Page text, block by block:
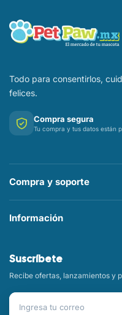
Todo para consentirlos,
felices.
Compra segura
Tu compra y tus datos están
Compra y soporte
Información
Suscríbete
Recibe ofertas, lanzamientos y
Correo electrónico